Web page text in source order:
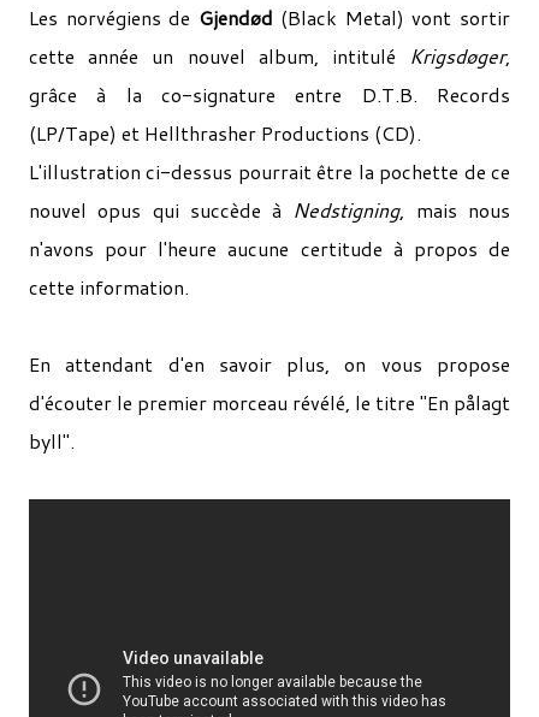
Les norvégiens de Gjendød (Black Metal) vont sortir
cette année un nouvel album, intitulé Krigsdøger,
grâce à la co-signature entre D.T.B. Records
(LP/Tape) et Hellthrasher Productions (CD).
L'illustration ci-dessus pourrait être la pochette de ce
nouvel opus qui succède à Nedstigning, mais nous
n'avons pour l'heure aucune certitude à propos de
cette information.
En attendant d'en savoir plus, on vous propose
d'écouter le premier morceau révélé, le titre "En pålagt
byll".